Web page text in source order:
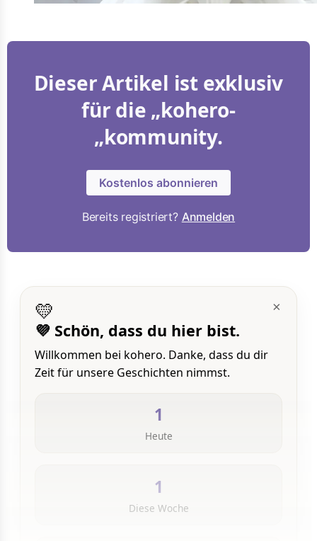
Dieser Artikel ist exklusiv
für die „kohero-
„kommunity.
Kostenlos abonnieren
Bereits registriert? Anmelden
×
💛
💜 Schön, dass du hier bist.
Willkommen bei kohero. Danke, dass du dir
Zeit für unsere Geschichten nimmst.
1
Heute
1
Diese Woche